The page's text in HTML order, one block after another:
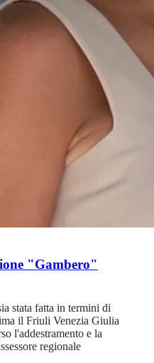
"Gambero"
stata fatta in termini di
il Friuli Venezia Giulia
l'addestramento e la
regionale